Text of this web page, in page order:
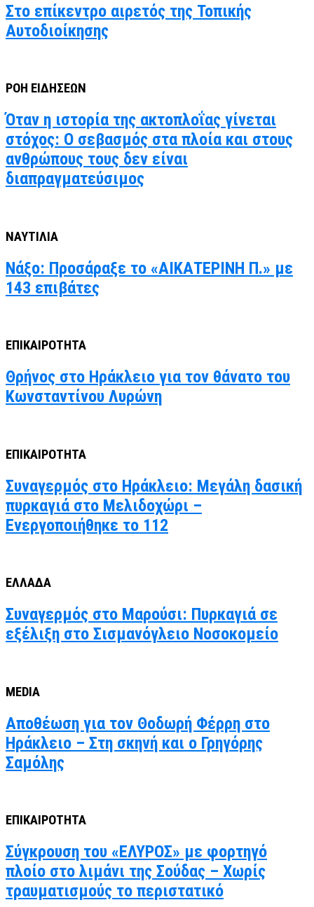
Στο επίκεντρο αιρετός της Τοπικής
Αυτοδιοίκησης
ΡΟΗ ΕΙΔΗΣΕΩΝ
Όταν η ιστορία της ακτοπλοΐας γίνεται
στόχος: Ο σεβασμός στα πλοία και στους
ανθρώπους τους δεν είναι
διαπραγματεύσιμος
ΝΑΥΤΙΛΙΑ
Νάξο: Προσάραξε το «ΑΙΚΑΤΕΡΙΝΗ Π.» με
143 επιβάτες
ΕΠΙΚΑΙΡΟΤΗΤΑ
Θρήνος στο Ηράκλειο για τον θάνατο του
Κωνσταντίνου Λυρώνη
ΕΠΙΚΑΙΡΟΤΗΤΑ
Συναγερμός στο Ηράκλειο: Μεγάλη δασική
πυρκαγιά στο Μελιδοχώρι –
Ενεργοποιήθηκε το 112
ΕΛΛΑΔΑ
Συναγερμός στο Μαρούσι: Πυρκαγιά σε
εξέλιξη στο Σισμανόγλειο Νοσοκομείο
MEDIA
Αποθέωση για τον Θοδωρή Φέρρη στο
Ηράκλειο – Στη σκηνή και ο Γρηγόρης
Σαμόλης
ΕΠΙΚΑΙΡΟΤΗΤΑ
Σύγκρουση του «ΕΛΥΡΟΣ» με φορτηγό
πλοίο στο λιμάνι της Σούδας – Χωρίς
τραυματισμούς το περιστατικό